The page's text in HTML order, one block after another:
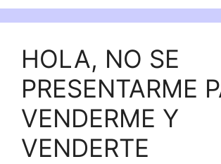
HOLA, NO SE
PRESENTARME
VENDERME Y
VENDERTE